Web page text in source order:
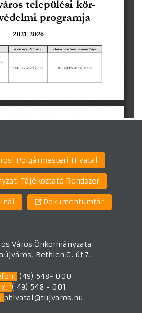
Polgármesteri Hivatal
Tájékoztató Rendszer
Dokumentumtár
Város Önkormányzata
Bethlen G. út 7.
(49) 548- 000
( 49) 548 - 001
phivatal@tujvaros.hu